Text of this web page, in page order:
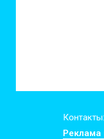
Контакты:
Реклама